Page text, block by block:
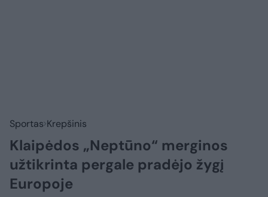
Sportas Krepšinis
Klaipėdos „Neptūno“ merginos
užtikrinta pergale pradėjo žygį
Europoje